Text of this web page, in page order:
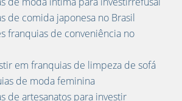
de comida japonesa no Brasil
franquias de conveniência no
em franquias de limpeza de sofá
de moda feminina
de artesanatos para investir